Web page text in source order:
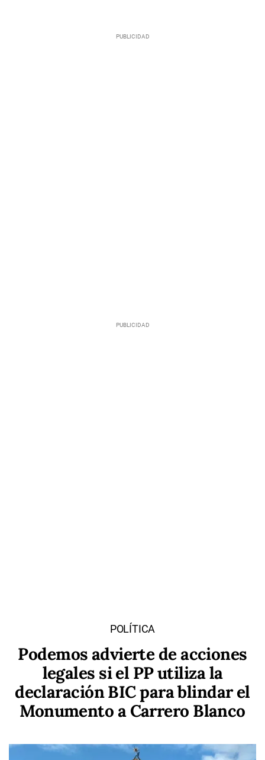
POLÍTICA
Podemos advierte de acciones
legales si el PP utiliza la
declaración BIC para blindar el
Monumento a Carrero Blanco